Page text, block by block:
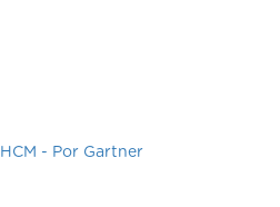
- Por Gartner